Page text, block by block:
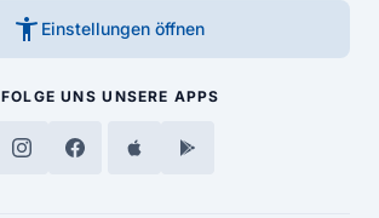
accessibility_new Einstellungen öffnen
FOLGE UNS UNSERE APPS